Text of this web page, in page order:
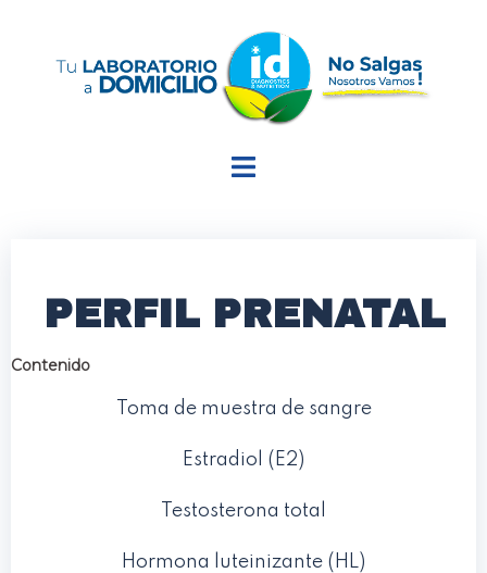
PERFIL PRENATAL
Contenido
Toma de muestra de sangre
Estradiol (E2)
Testosterona total
Hormona luteinizante (HL)